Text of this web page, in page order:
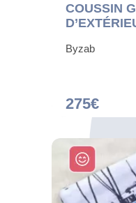
COUSSIN
Byzab
275€